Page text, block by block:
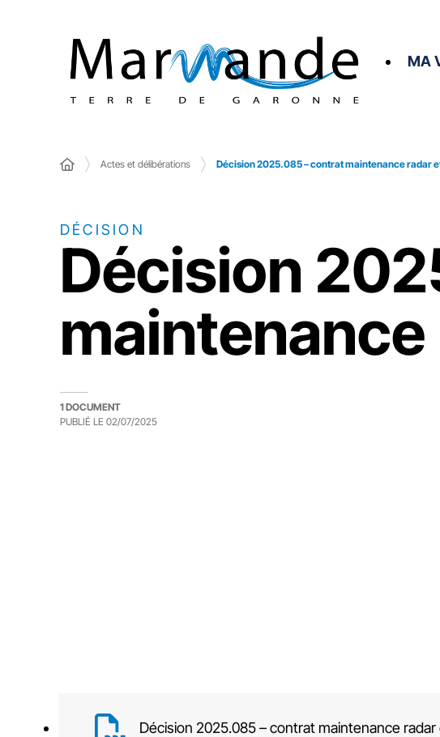
MA
Actes et délibérations Décision 2025.085 – contrat maintenance radar
DÉCISION
Décision
1 DOCUMENT
PUBLIÉ LE 02/07/2025
Décision 2025.085 – contrat maintenance radar